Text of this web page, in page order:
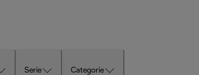
Serie Categorie